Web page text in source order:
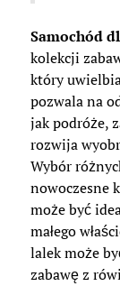
Samochód
kolekcji
który
pozwala na
jak podróże,
rozwija
Wybór
nowoczesne
może być
małego
lalek może
zabawę z